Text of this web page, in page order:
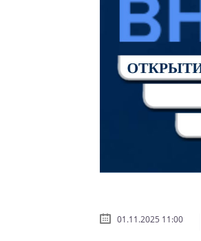
01.11.2025 11:00